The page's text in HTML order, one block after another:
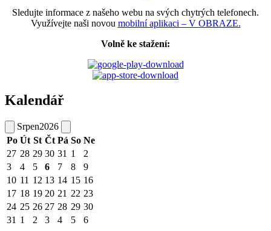
Sledujte informace z našeho webu na svých chytrých telefonech.
Využívejte naši novou mobilní aplikaci – V OBRAZE.
Volně ke stažení:
Kalendář
Srpen2026
Po Út St Čt Pá So Ne
27 28 29 30 31 1
2
3
4 5 6 7 8
9
10 11 12 13 14 15 16
17 18 19 20 21 22 23
24 25 26 27 28 29 30
31 1 2 3 4 5 6